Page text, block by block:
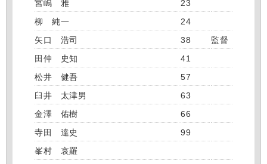
宮嶋 雅
23
柳 純一
24
矢口 浩司
38
監督
田仲 史知
41
松井 健吾
57
臼井 太津男
63
金澤 佑樹
66
寺田 達史
99
峯村 哀羅